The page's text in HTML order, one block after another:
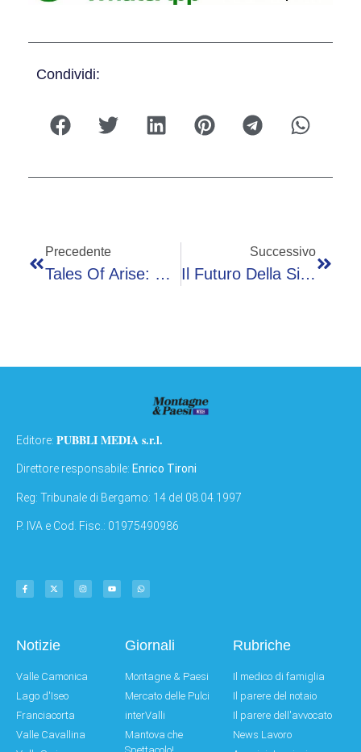
Condividi:
Precedente
Tales Of Arise: Beyond The Dawn Su Switch 2, La Recensione
Successivo
Il Futuro Della Sicurezza È Locale E Senza Abbonamento: Intervista A Fabrice Klohoun Di Reolink
Editore: PUBBLI MEDIA s.r.l.
Direttore responsabile: Enrico Tironi
Reg: Tribunale di Bergamo: 14 del 08.04.1997
P. IVA e Cod. Fisc.: 01975490986
Notizie
Valle Camonica
Lago d'Iseo
Franciacorta
Valle Cavallina
Giornali
Montagne & Paesi
Mercato delle Pulci
interValli
Mantova che
Rubriche
Il medico di famiglia
Il parere del notaio
Il parere dell'avvocato
News Lavoro